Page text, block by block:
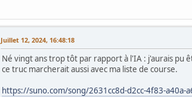
Juillet 12, 2024, 16:48:18
Né vingt ans trop tôt par rapport à l'IA : j'aurais pu
ce truc marcherait aussi avec ma liste de course.
https://suno.com/song/2631cc8d-d2cc-4f83-a40a-